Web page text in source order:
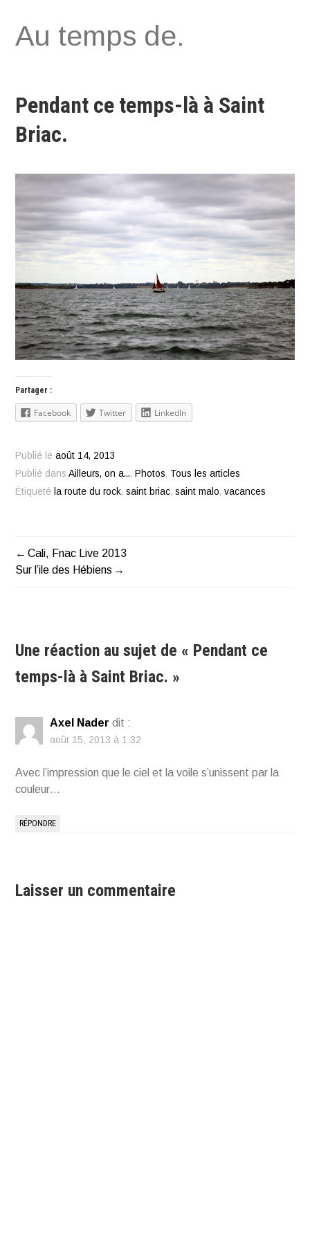
au
Au temps de.
Pendant ce temps-là à Saint
Briac.
Partager :
Facebook Twitter LinkedIn
Publié leaoût 14, 2013
Publié dansAilleurs, on a..., Photos, Tous les articles
Étiqueté la route du rock,saint briac,saint malo,vacances
Navigation
Cali, Fnac Live 2013
Sur l’ile des Hébiens
Une réaction au sujet de « Pendant ce
temps-là à Saint Briac. »
Axel Nader dit :
août 15, 2013 à 1:32
Avec l’impression que le ciel et la voile s’unissent par la
couleur…
RÉPONDRE
Laisser un commentaire